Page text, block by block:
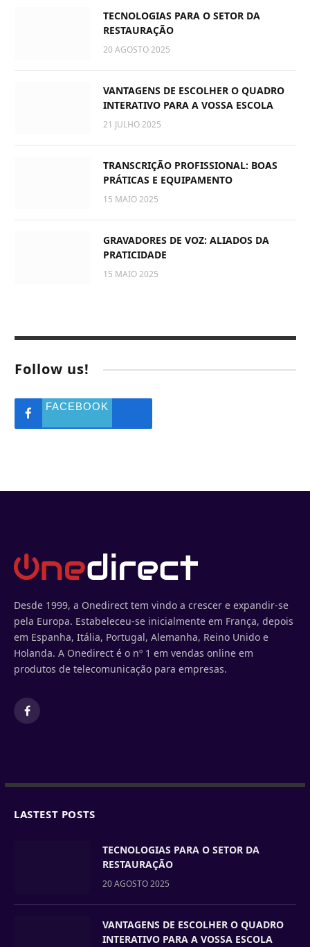
TECNOLOGIAS PARA O SETOR DA
RESTAURAÇÃO
20 AGOSTO 2025
VANTAGENS DE ESCOLHER O QUADRO
INTERATIVO PARA A VOSSA ESCOLA
21 JULHO 2025
TRANSCRIÇÃO PROFISSIONAL: BOAS
PRÁTICAS E EQUIPAMENTO
15 MAIO 2025
GRAVADORES DE VOZ: ALIADOS DA
PRATICIDADE
15 MAIO 2025
Follow us!
FACEBOOK
Desde 1999, a Onedirect tem vindo a crescer e expandir-se
pela Europa. Estabeleceu-se inicialmente em França, depois
em Espanha, Itália, Portugal, Alemanha, Reino Unido e
Holanda. A Onedirect é o nº 1 em vendas online em
produtos de telecomunicação para empresas.
Facebook
LASTEST POSTS
TECNOLOGIAS PARA O SETOR DA
RESTAURAÇÃO
20 AGOSTO 2025
VANTAGENS DE ESCOLHER O QUADRO
INTERATIVO PARA A VOSSA ESCOLA